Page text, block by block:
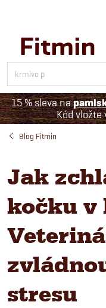
15 % sleva na
Kód vložte
Blog Fitmin
Jak
kočku v
stresu